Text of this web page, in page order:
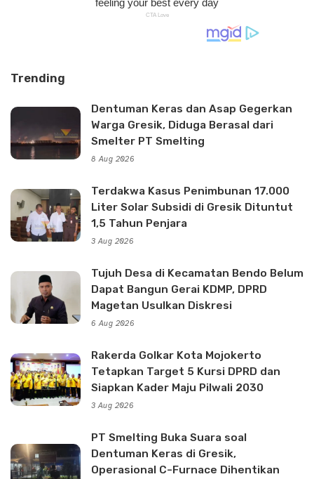
Trending
Dentuman Keras dan Asap Gegerkan
Warga Gresik, Diduga Berasal dari
Smelter PT Smelting
8 Aug 2026
Terdakwa Kasus Penimbunan 17.000
Liter Solar Subsidi di Gresik Dituntut
1,5 Tahun Penjara
3 Aug 2026
Tujuh Desa di Kecamatan Bendo Belum
Dapat Bangun Gerai KDMP, DPRD
Magetan Usulkan Diskresi
6 Aug 2026
Rakerda Golkar Kota Mojokerto
Tetapkan Target 5 Kursi DPRD dan
Siapkan Kader Maju Pilwali 2030
3 Aug 2026
PT Smelting Buka Suara soal
Dentuman Keras di Gresik,
Operasional C-Furnace Dihentikan